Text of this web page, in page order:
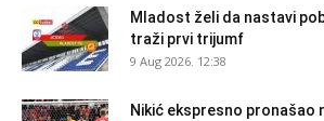
Mladost želi da nastavi
traži prvi trijumf
9 Aug 2026. 12:38
Nikić ekspresno pronašao